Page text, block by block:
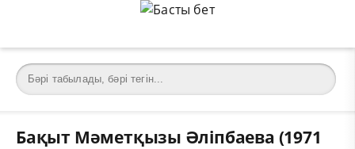
Бақыт Мәметқызы Әліпбаева (1971